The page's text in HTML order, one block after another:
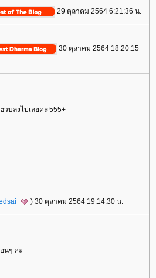
29 ตุลาคม 2564 6:21:36 น.
30 ตุลาคม 2564 18:20:15
บลงไปเลยค่ะ 555+
) 30 ตุลาคม 2564 19:14:30 น.
นๆ ค่ะ